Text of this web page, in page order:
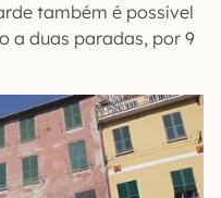
também é possível
a duas paradas, por 9